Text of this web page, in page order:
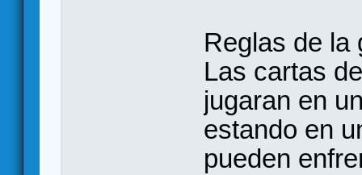
Reglas de la
Las cartas
jugaran en
estando en
pueden